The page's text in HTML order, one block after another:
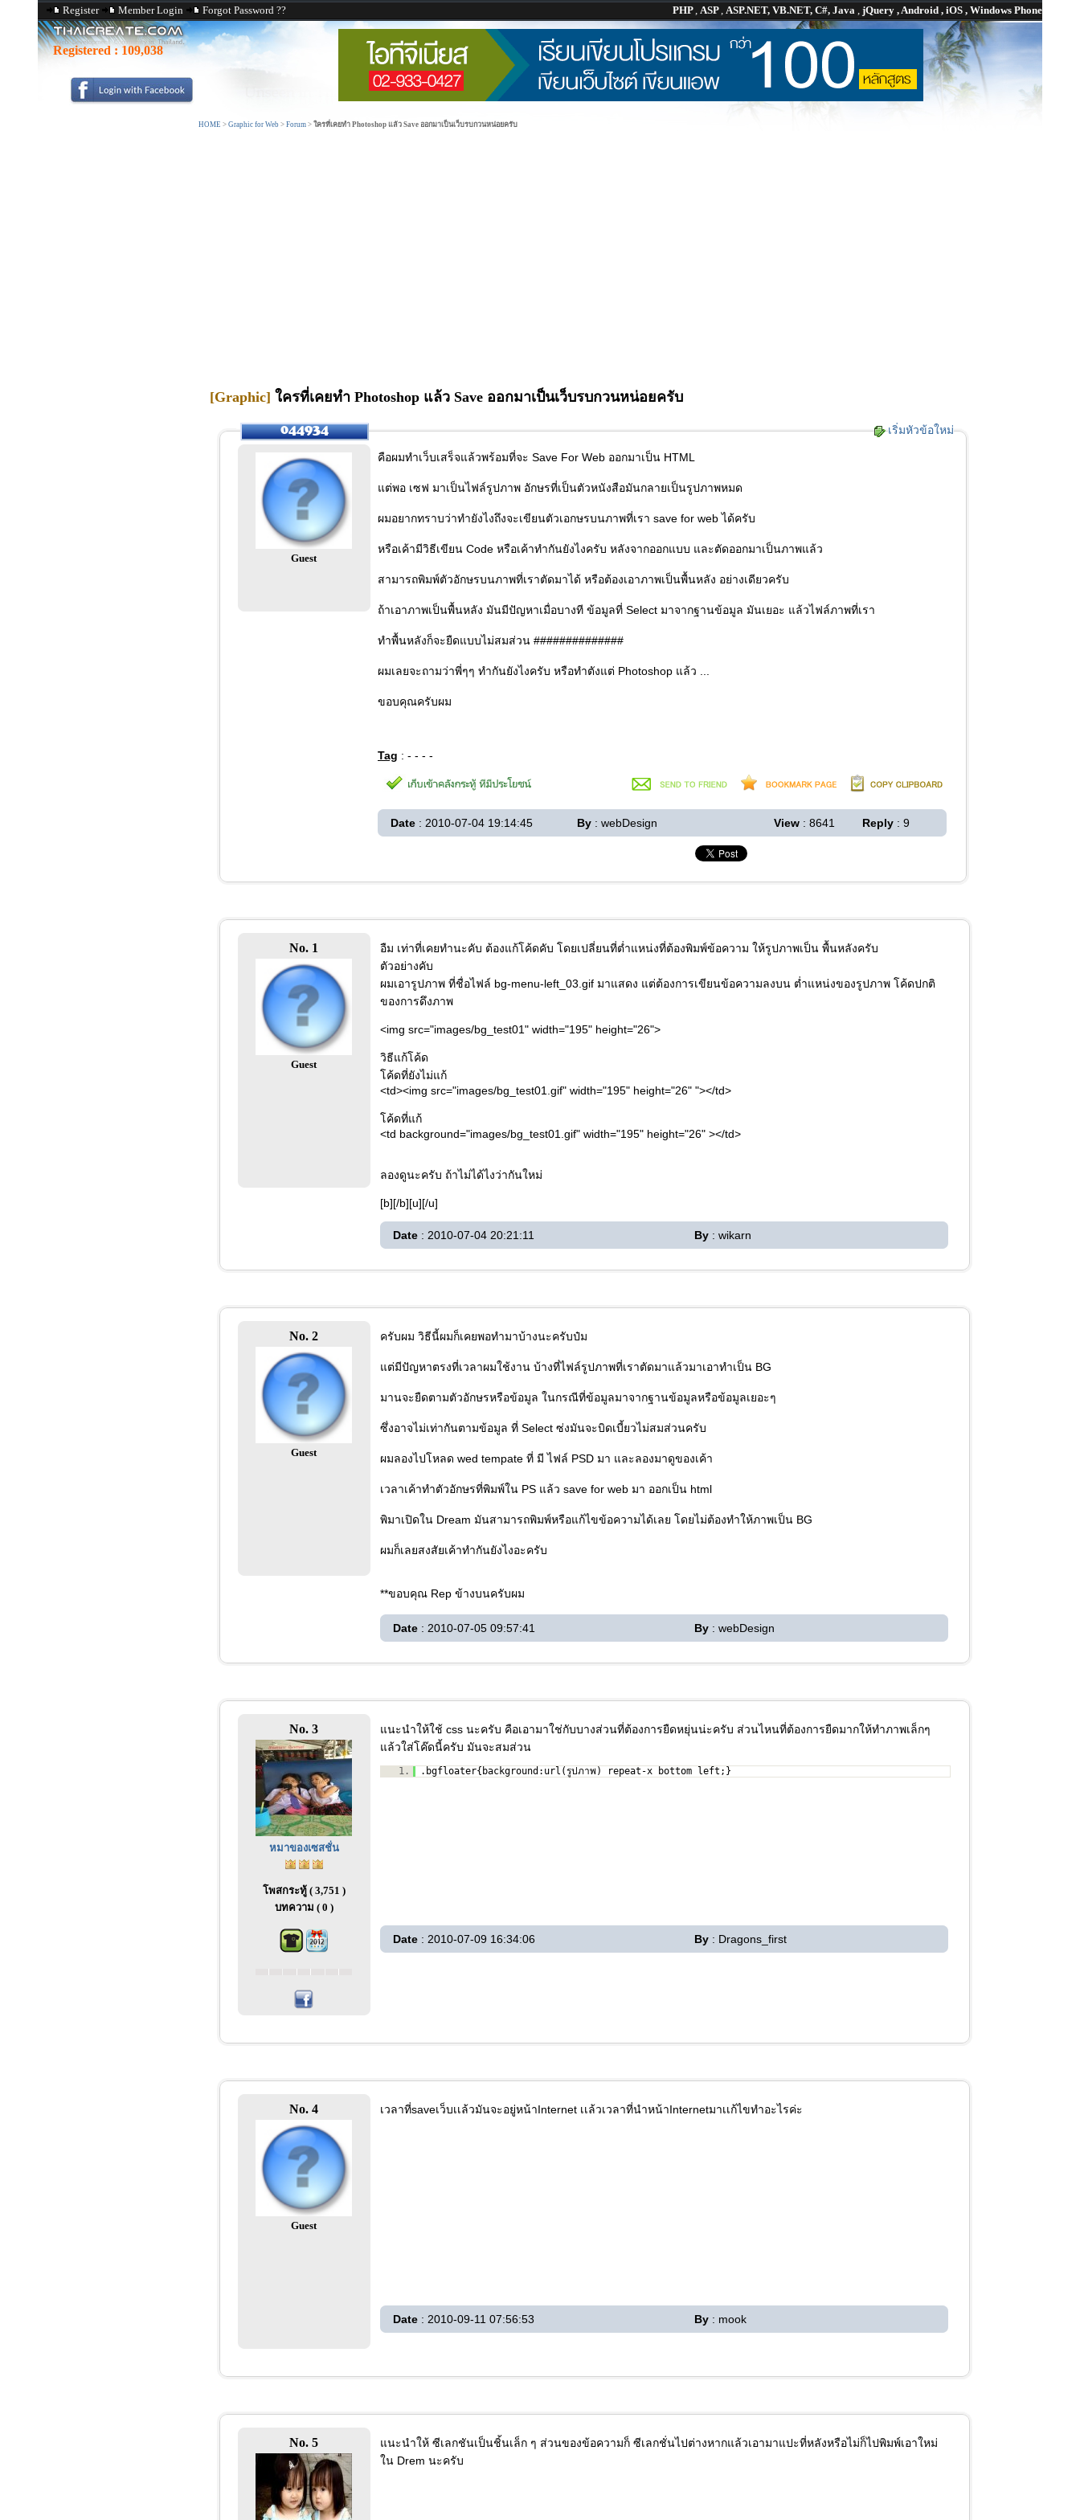
Register Member Login Forgot Password ?? PHP, ASP, ASP.NET, VB.NET, C#, Java , jQuery , Android , iOS , Windows Phone
Registered : 109,038
HOME > Graphic for Web > Forum > ใครที่เคยทำ Photoshop แล้ว Save ออกมาเป็นเว็บรบกวนหน่อยครับ
[Graphic] ใครที่เคยทำ Photoshop แล้ว Save ออกมาเป็นเว็บรบกวนหน่อยครับ
เริ่มหัวข้อใหม่
Guest
คือผมทำเว็บเสร็จแล้วพร้อมที่จะ Save For Web ออกมาเป็น HTML
แต่พอ เซฟ มาเป็นไฟล์รูปภาพ อักษรที่เป็นตัวหนังสือมันกลายเป็นรูปภาพหมด
ผมอยากทราบว่าทำยังไงถึงจะเขียนตัวเอกษรบนภาพที่เรา save for web ได้ครับ
หรือเค้ามีวิธีเขียน Code หรือเค้าทำกันยังไงครับ หลังจากออกแบบ และตัดออกมาเป็นภาพแล้ว
สามารถพิมพ์ตัวอักษรบนภาพที่เราตัดมาได้ หรือต้องเอาภาพเป็นพื้นหลัง อย่างเดียวครับ
ถ้าเอาภาพเป็นพื้นหลัง มันมีปัญหาเมื่อบางที ข้อมูลที่ Select มาจากฐานข้อมูล มันเยอะ แล้วไฟล์ภาพที่เรา
ทำพื้นหลังก็จะยืดแบบไม่สมส่วน ##############
ผมเลยจะถามว่าพี่ๆๆ ทำกันยังไงครับ หรือทำตังแต่ Photoshop แล้ว ...
ขอบคุณครับผม
Tag : - - - -
Date : 2010-07-04 19:14:45 By : webDesign View : 8641 Reply : 9
No. 1
Guest
อืม เท่าที่เคยทำนะคับ ต้องแก้โค้ดคับ โดยเปลี่ยนที่ต่ำแหน่งที่ต้องพิมพ์ข้อความ ให้รูปภาพเป็น พื้นหลังครับ
ตัวอย่างคับ
ผมเอารูปภาพ ที่ชื่อไฟล์ bg-menu-left_03.gif มาแสดง แต่ต้องการเขียนข้อความลงบน ต่ำแหน่งของรูปภาพ โค้ดปกติ
ของการดึงภาพ
<img src="images/bg_test01" width="195" height="26">
วิธีแก้โค้ด
โค้ดที่ยังไม่แก้
<td><img src="images/bg_test01.gif" width="195" height="26" "></td>
โค้ดที่แก้
<td background="images/bg_test01.gif" width="195" height="26" ></td>
ลองดูนะครับ ถ้าไม่ได้ไงว่ากันใหม่
[b][/b][u][/u]
Date : 2010-07-04 20:21:11 By : wikarn
No. 2
Guest
ครับผม วิธีนี้ผมก็เคยพอทำมาบ้างนะครับป๋ม
แต่มีปัญหาตรงที่เวลาผมใช้งาน บ้างที่ไฟล์รูปภาพที่เราตัดมาแล้วมาเอาทำเป็น BG
มานจะยืดตามตัวอักษรหรือข้อมูล ในกรณีที่ข้อมูลมาจากฐานข้อมูลหรือข้อมูลเยอะๆ
ซึ่งอาจไม่เท่ากันตามข้อมูล ที่ Select ซ่งมันจะบิดเบี้ยวไม่สมส่วนครับ
ผมลองไปโหลด wed tempate ที่ มี ไฟล์ PSD มา และลองมาดูของเค้า
เวลาเค้าทำตัวอักษรที่พิมพ์ใน PS แล้ว save for web มา ออกเป็น html
พิมาเปิดใน Dream มันสามารถพิมพ์หรือแก้ไขข้อความได้เลย โดยไม่ต้องทำให้ภาพเป็น BG
ผมก็เลยสงสัยเค้าทำกันยังไงอะครับ
**ขอบคุณ Rep ข้างบนครับผม
Date : 2010-07-05 09:57:41 By : webDesign
No. 3
หมาของเซสชั่น
โพสกระทู้ ( 3,751 )
บทความ ( 0 )
แนะนำให้ใช้ css นะครับ คือเอามาใช่กับบางส่วนที่ต้องการยืดหยุ่นน่ะครับ ส่วนไหนที่ต้องการยืดมากให้ทำภาพเล็กๆ
แล้วใส่โค๊ดนี้ครับ มันจะสมส่วน
1. .bgfloater{background:url(รูปภาพ) repeat-x bottom left;}
Date : 2010-07-09 16:34:06 By : Dragons_first
No. 4
Guest
เวลาที่saveเว็บเเล้วมันจะอยู่หน้าInternet เเล้วเวลาที่นำหน้าInternetมาเเก้ไขทำอะไรค่ะ
Date : 2010-09-11 07:56:53 By : mook
No. 5
แนะนำให้ ซีเลกชันเป็นชิ้นเล็ก ๆ ส่วนของข้อความก็ ซีเลกชั่นไปต่างหากแล้วเอามาแปะที่หลังหรือไม่ก็ไปพิมพ์เอาใหม่
ใน Drem นะครับ